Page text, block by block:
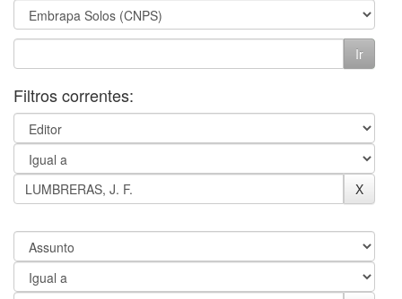
Filtros correntes: